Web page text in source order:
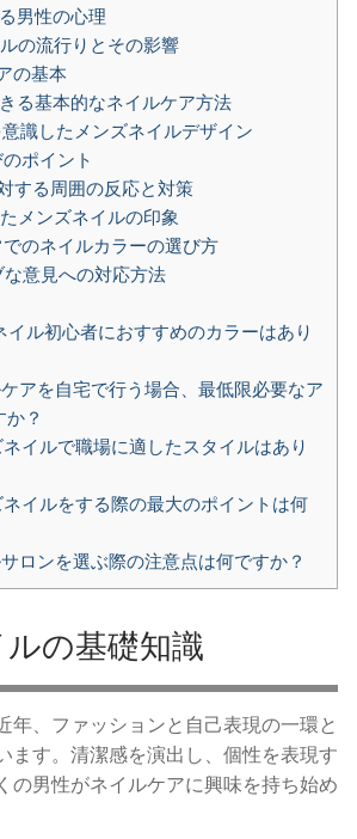
男性の心理
の流行りとその影響
の基本
る基本的なネイルケア方法
識したメンズネイルデザイン
ポイント
する周囲の反応と対策
メンズネイルの印象
のネイルカラーの選び方
意見への対応方法
イル初心者におすすめのカラーはあり
アを自宅で行う場合、最低限必要なア
？
イルで職場に適したスタイルはあり
イルをする際の最大のポイントは何
ロンを選ぶ際の注意点は何ですか？
の基礎知識
年、ファッションと自己表現の一環と
ます。清潔感を演出し、個性を表現す
の男性がネイルケアに興味を持ち始め